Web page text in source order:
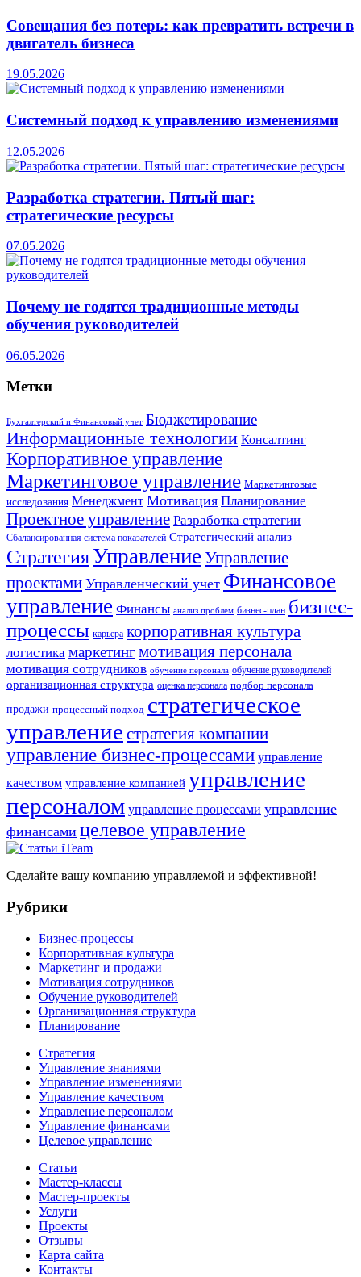
Совещания без потерь: как превратить встречи в
двигатель бизнеса
19.05.2026
Системный подход к управлению изменениями
12.05.2026
Разработка стратегии. Пятый шаг:
стратегические ресурсы
07.05.2026
Почему не годятся традиционные методы
обучения руководителей
06.05.2026
Метки
Бухгалтерский и Финансовый учет Бюджетирование
Информационные технологии Консалтинг
Корпоративное управление
Маркетинговое управление Маркетинговые
исследования Менеджмент Мотивация Планирование
Проектное управление Разработка стратегии
Сбалансированная система показателей Стратегический анализ
СтратегияУправление Управление
проектами Управленческий учет Финансовое
управление Финансы анализ проблем бизнес-план бизнес-
процессы карьера корпоративная культура
логистика маркетингмотивация персонала
мотивация сотрудников обучение персонала обучение руководителей
организационная структура оценка персонала подбор персонала
продажи процессный подход стратегическое
управление стратегия компании
управление бизнес-процессами управление
качеством управление компанией управление
персоналом управление процессами управление
финансами целевое управление
Сделайте вашу компанию управляемой и эффективной!
Рубрики
Бизнес-процессы
Корпоративная культура
Маркетинг и продажи
Мотивация сотрудников
Обучение руководителей
Организационная структура
Планирование
Стратегия
Управление знаниями
Управление изменениями
Управление качеством
Управление персоналом
Управление финансами
Целевое управление
Статьи
Мастер-классы
Мастер-проекты
Услуги
Проекты
Отзывы
Карта сайта
Контакты